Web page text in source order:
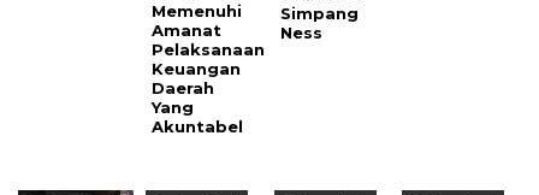
Memenuhi
Amanat
Pelaksanaan
Keuangan
Daerah
Yang
Akuntabel
Simpang
Ness